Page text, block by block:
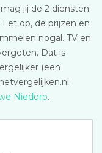
jij de 2 diensten
op, de prijzen en
nogal. TV en
Dat is
(een
Niedorp.